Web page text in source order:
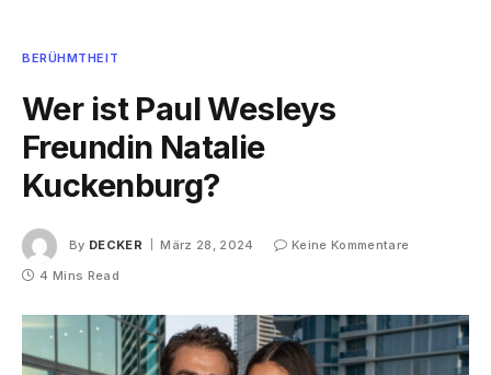
BERÜHMTHEIT
Wer ist Paul Wesleys
Freundin Natalie
Kuckenburg?
By DECKER März 28, 2024
Keine Kommentare
4 Mins Read